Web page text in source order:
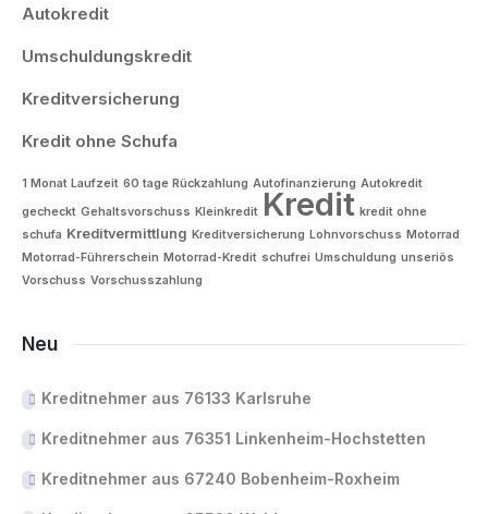
Autokredit
Umschuldungskredit
Kreditversicherung
Kredit ohne Schufa
1 Monat Laufzeit 60 tage Rückzahlung Autofinanzierung Autokredit
gecheckt Gehaltsvorschuss Kleinkredit Kredit kredit ohne
schufa Kreditvermittlung Kreditversicherung Lohnvorschuss Motorrad
Motorrad-Führerschein Motorrad-Kredit schufrei Umschuldung unseriös
Vorschuss Vorschusszahlung
Neu
Kreditnehmer aus 76133 Karlsruhe
Kreditnehmer aus 76351 Linkenheim-Hochstetten
Kreditnehmer aus 67240 Bobenheim-Roxheim